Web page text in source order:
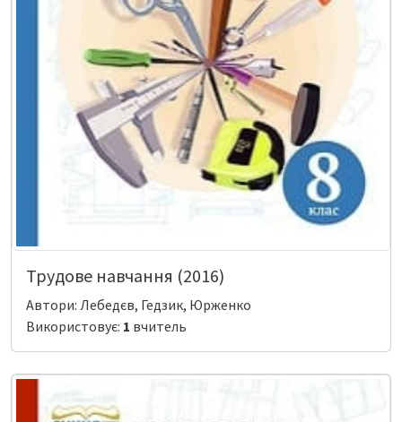
Трудове навчання (2016)
Автори: Лебедєв, Гедзик, Юрженко
Використовує: 1 вчитель